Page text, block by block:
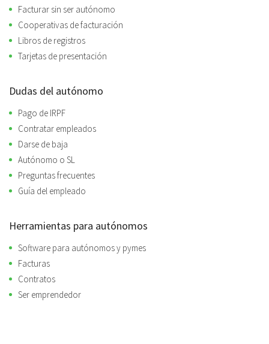
Facturar sin ser autónomo
Cooperativas de facturación
Libros de registros
Tarjetas de presentación
Dudas del autónomo
Pago de IRPF
Contratar empleados
Darse de baja
Autónomo o SL
Preguntas frecuentes
Guía del empleado
Herramientas para autónomos
Software para autónomos y pymes
Facturas
Contratos
Ser emprendedor